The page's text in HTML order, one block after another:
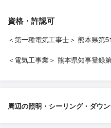
資格・許認可
＜第一種電気工事士＞ 熊本県第
＜電気工事業＞ 熊本県知事登録
周辺の照明・シーリング・ダウ